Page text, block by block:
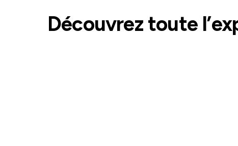
Découvrez toute